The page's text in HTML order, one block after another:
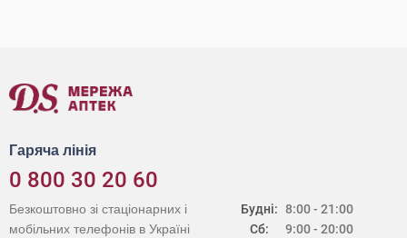
Гаряча лінія
0 800 30 20 60
Будні:
Сб:
8:00 - 21:00
9:00 - 20:00
Безкоштовно зі стаціонарних і
мобільних телефонів в Україні